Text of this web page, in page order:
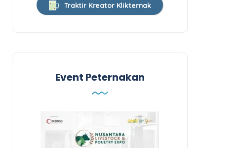
Traktir Kreator Klikternak
Event Peternakan